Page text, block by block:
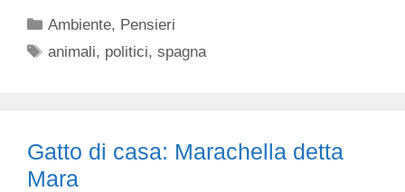
Categorie
Ambiente, Pensieri
Tag
animali, politici,spagna
Gatto di casa: Marachella detta
Mara